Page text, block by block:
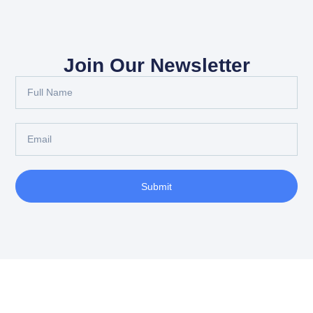
Join Our Newsletter
Submit